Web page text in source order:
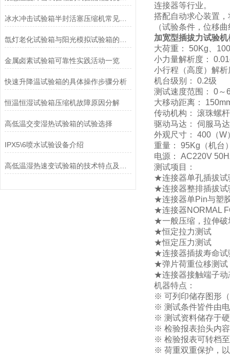
冰水冲击试验箱半封活塞压缩机常见的故障原因
金属卤素试验箱可靠性实践活动一览
快速升降温试验箱的具体操作步骤分析
恒温恒湿试验箱压缩机故障原因分解
高低温交变湿热试验箱的试验选择
IPX5\6喷水试验设备介绍
连接器等行业。
搭配自动求心装置
（试验条件，位移
加宽型插拔力试验机
大荷重： 50Kg、
小力量解析度：
小行程（高度）解
机台级别： 0.2级
测试速度范围： 0～
大移动距离：
传动机构： 滚珠螺杆
驱动马达： 伺服马达
外观尺寸： 400（
重量： 95Kg（机台
电源： AC220V
测试项目：
★连接器单孔插拔试
★连接器整排插拔试
★连接器单Pin与塑
★连接器NORMAL
★一般压缩，拉伸破
★恒定拉力测试
★恒定压力测试
★连接器插拔寿命试
★弹片荷重位移测试
★连接器接触端子动
机器特点：
※ 可列印储存图形
※ 测试条件皆件由
※ 测试资料储存于
※ 检验报表抬头内
※ 检验报表可转档
※ 荷重双重保护，